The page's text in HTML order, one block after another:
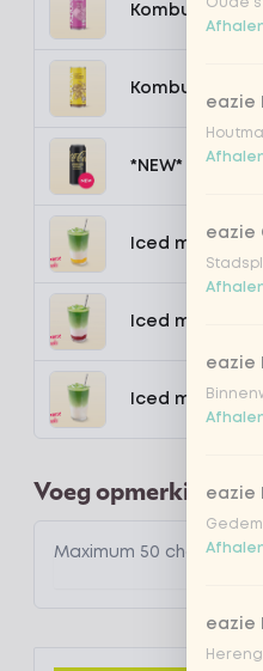
Kombucha
Kombucha
*NEW* Coca-
Iced matcha
Iced matcha
Iced matcha
Voeg opmerking toe
Oude
eazie
eazie
eazie
eazie
eazie